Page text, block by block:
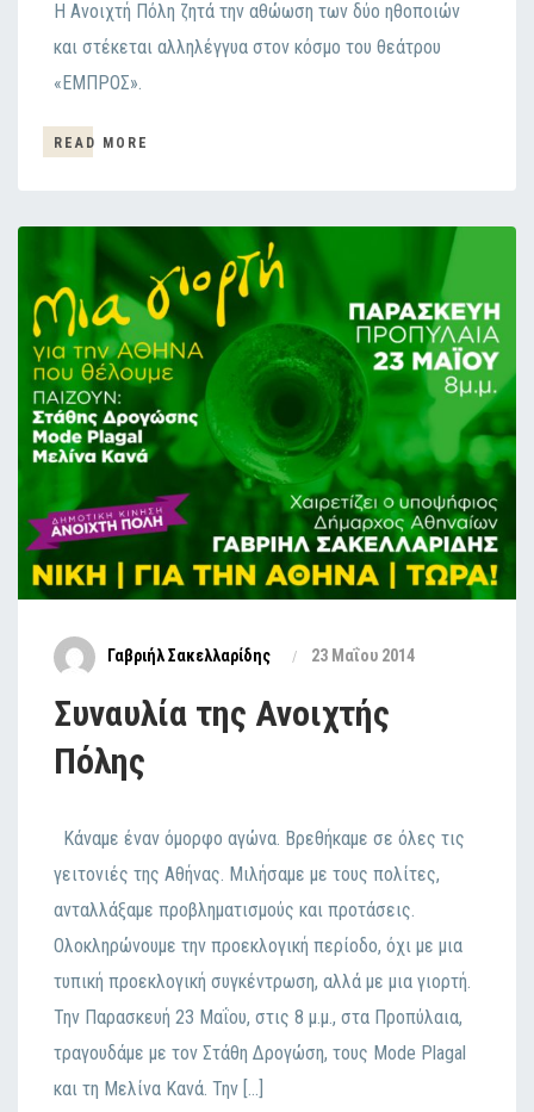
Η Ανοιχτή Πόλη ζητά την αθώωση των δύο ηθοποιών
και στέκεται αλληλέγγυα στον κόσμο του θεάτρου
«ΕΜΠΡΟΣ».
READ MORE
Γαβριήλ Σακελλαρίδης 23 Μαΐου 2014
Συναυλία της Ανοιχτής
Πόλης
Κάναμε έναν όμορφο αγώνα. Βρεθήκαμε σε όλες τις
γειτονιές της Αθήνας. Μιλήσαμε με τους πολίτες,
ανταλλάξαμε προβληματισμούς και προτάσεις.
Ολοκληρώνουμε την προεκλογική περίοδο, όχι με μια
τυπική προεκλογική συγκέντρωση, αλλά με μια γιορτή.
Την Παρασκευή 23 Μαΐου, στις 8 μ.μ., στα Προπύλαια,
τραγουδάμε με τον Στάθη Δρογώση, τους Mode Plagal
και τη Μελίνα Κανά. Την […]